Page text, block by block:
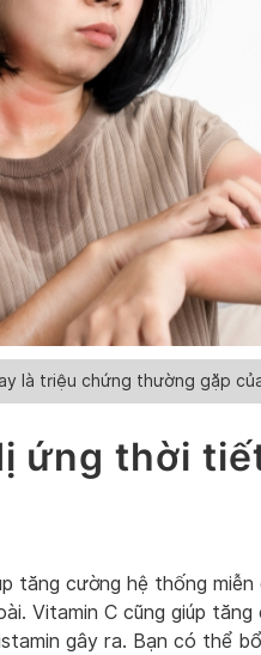
là triệu chứng thường gặp
ứng thời
tăng cường hệ thống
Vitamin C cũng giúp
gây ra. Bạn có thể